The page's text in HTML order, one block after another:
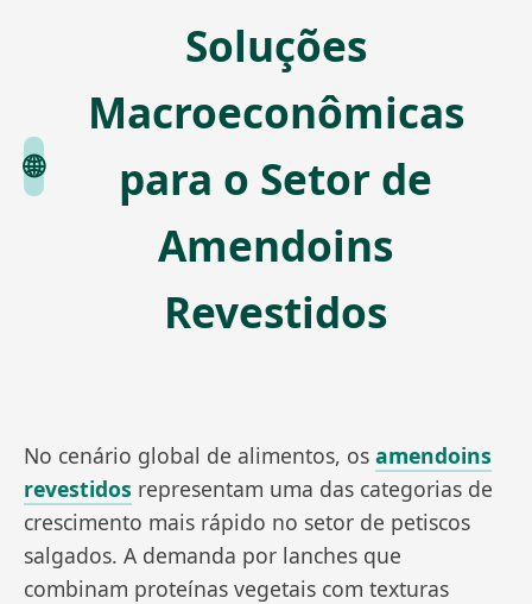
🌐
Soluções
Macroeconômicas
para o Setor de
Amendoins
Revestidos
No cenário global de alimentos, os amendoins
revestidos representam uma das categorias de
crescimento mais rápido no setor de petiscos
salgados. A demanda por lanches que
combinam proteínas vegetais com texturas